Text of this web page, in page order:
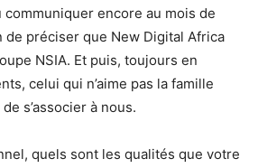
communiquer encore au mois de
de préciser que New Digital Africa
NSIA. Et puis, toujours en
celui qui n’aime pas la famille
s’associer à nous.
quels sont les qualités que votre